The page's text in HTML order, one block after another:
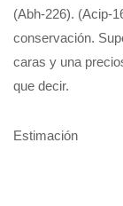
(Abh-226). (Acip-
conservación.
caras y una
que decir.
Estimación